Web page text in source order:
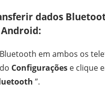
dados
em ambos os
Configurações e clique
”.